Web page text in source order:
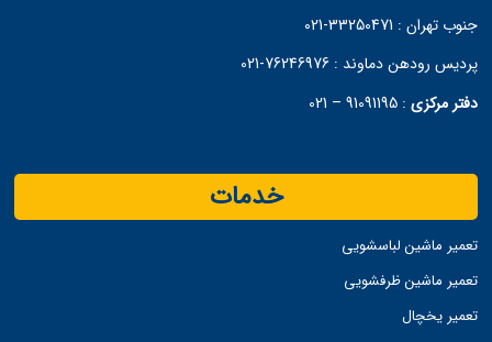
جنوب تهران : 33250471-021
پردیس رودهن دماوند :76246976-021
دفتر مرکزی :
91091195 – 021
خدمات
تعمیر ماشین لباسشویی
تعمیر ماشین ظرفشویی
تعمیر یخچال